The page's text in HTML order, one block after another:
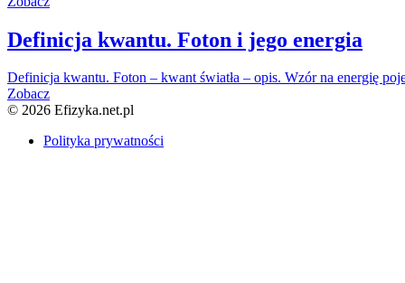
Definicja kwantu. Foton i jego energia
Definicja kwantu. Foton – kwant światła – opis. Wzór na energię
Zobacz
© 2026 Efizyka.net.pl
Polityka prywatności